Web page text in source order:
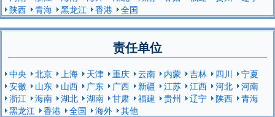
陕西
青海 黑龙江 香港 全国
责任单位
中央 北京 上海 天津 重庆 云南 内蒙 吉林 四川
宁夏
安徽
山东 山西 广东 广西 新疆 江苏 江西 河北
河南
浙江
海南 湖北 湖南 甘肃 福建 贵州 辽宁 陕西
青海
黑龙江
香港 全国 海外 其他